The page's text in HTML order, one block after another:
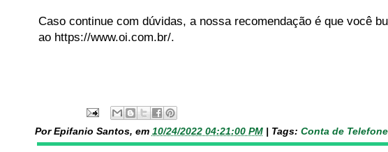
Caso continue com dúvidas, a nossa recomendação é que você
ao https://www.oi.com.br/.
Por Epifanio Santos, em 10/24/2022 04:21:00 PM Tags: Conta de Telefone